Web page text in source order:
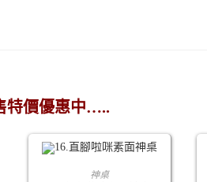
特價優惠中…..
查看內容
神桌